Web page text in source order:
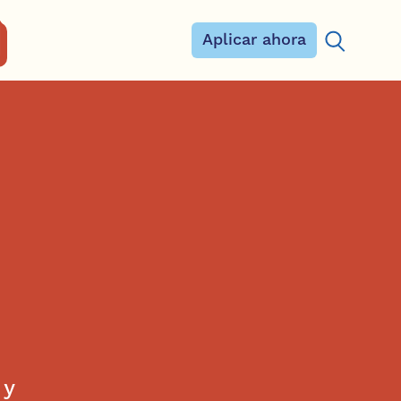
Aplicar ahora
Buscar: